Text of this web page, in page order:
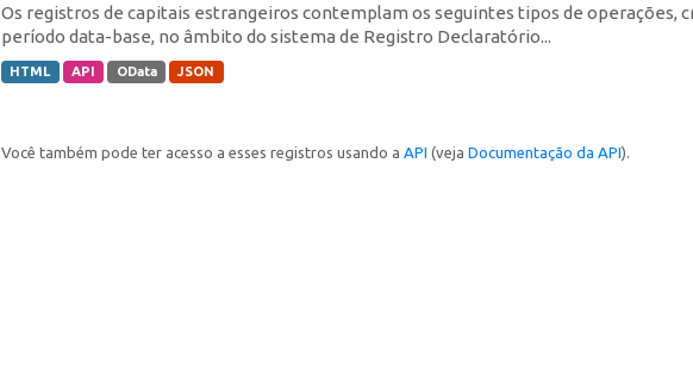
Os registros de capitais estrangeiros contemplam os seguintes tipos de operações,
período data-base, no âmbito do sistema de Registro Declaratório...
HTML API OData JSON
Você também pode ter acesso a esses registros usando a API (veja Documentação da API).